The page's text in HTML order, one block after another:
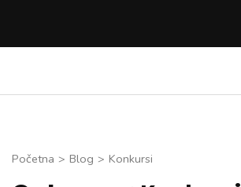
Enter)
Početna > Blog > Konkursi